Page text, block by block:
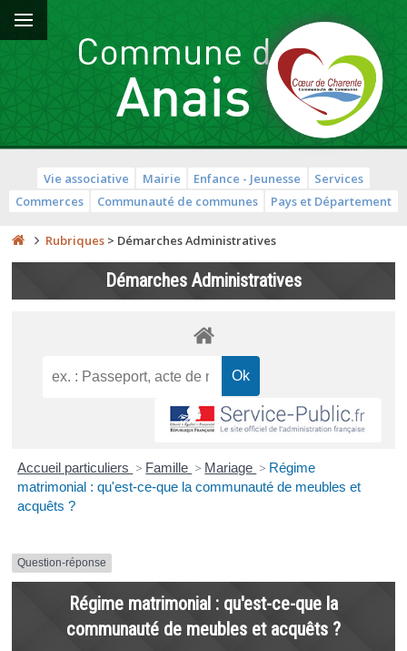
Vie associative Mairie Enfance - Jeunesse
Services
Commerces
Communauté de communes Pays et Département
Rubriques > Démarches Administratives
Démarches Administratives
Accueil particuliers > Famille > Mariage > Régime
matrimonial : qu'est-ce-que la communauté de meubles et
acquêts ?
Question-réponse
Régime matrimonial : qu'est-ce-que la
communauté de meubles et acquêts ?